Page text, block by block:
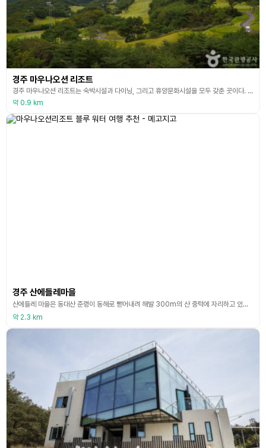
경주 마우나오션 리조트
경주 마우나오션 리조트는 숙박시설과 다이닝, 그리고 휴양문화시설을 모두 갖춘 곳이다. 동대산 고지에 자리 잡고 있어 동해바다가 내려다보이는 가족 중심형 휴양형 리조트로, 골프장, 블루워터 등 다양한 시설을 갖추고 있다. 숙소는 빌라형과 별장형으로 구성되어 있다. 특히, 물놀이를 할 수 있는 워터파크와 키즈존은 자녀를 동반한 가족 여행객들에게 인기가 많다. 무엇보다 대다수의 경주 유명 관광지에 차로 40분 이내면 닿을 수 있어, 휴식과 관광을 모두 편안하
약 0.9 km
경주 산에들레마을
산에들레 마을은 동대산 준령이 동해로 뻗어내려 해발 300m의 산 중턱에 자리하고 있는 자연 마을로 조상 대대로 다랑으로 된 전답을 일구며 오순도순 살고 있는 산골마을이다. 물 맑고, 산 좋고, 토질 또한 좋아 살기 좋은 곳이라 하여 건대[建垈]라고 불리고 있다. 마을 앞에서 내다보이는 다랑이 논·밭이 최고의 경관을 자랑하며, 마을 전체가 산으로 둘러싸여 있는 V자형 분지의 지형적 영향으로 인하여 바람 소리, 물소리, 개구리 소리가 크게 들리는 고향 같
약 2.3 km